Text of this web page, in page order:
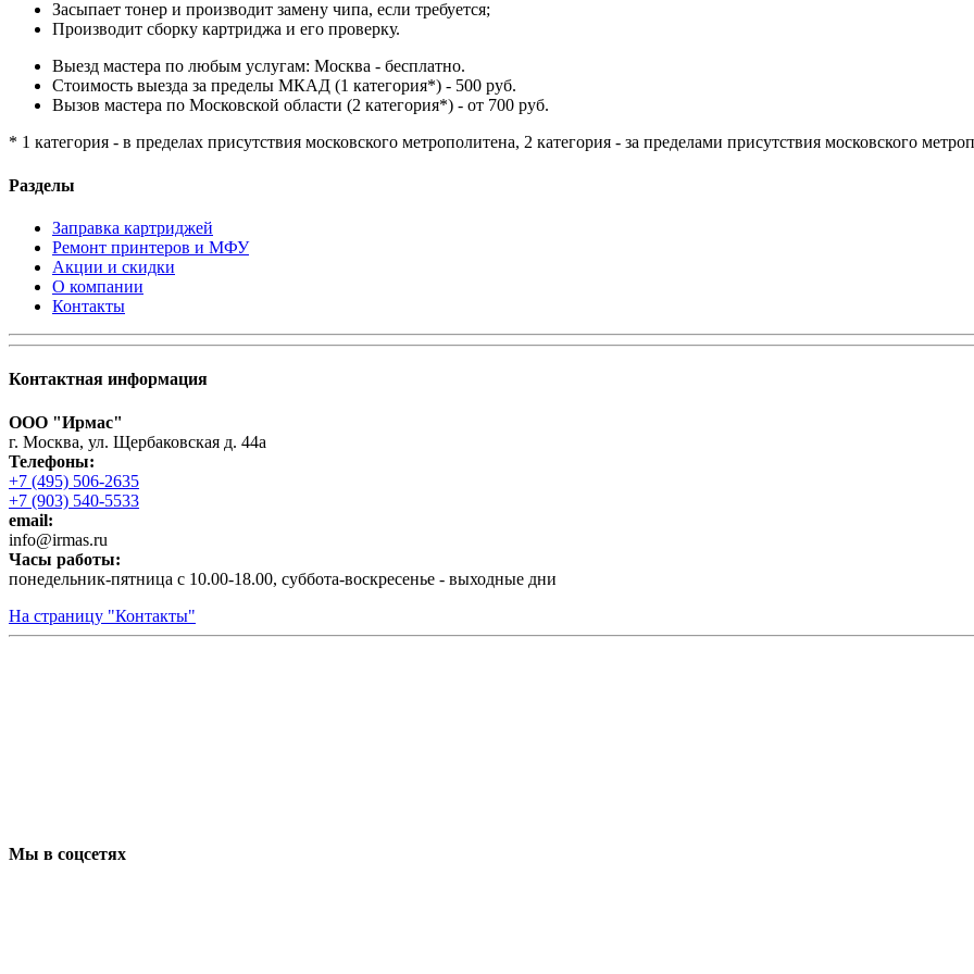
Засыпает тонер и производит замену чипа, если требуется;
Производит сборку картриджа и его проверку.
Выезд мастера по любым услугам: Москва - бесплатно.
Стоимость выезда за пределы МКАД (1 категория*) - 500 руб.
Вызов мастера по Московской области (2 категория*) - от 700 руб.
* 1 категория - в пределах присутствия московского метрополитена, 2 категория - за пределами присутствия московского
Разделы
Заправка картриджей
Ремонт принтеров и МФУ
Акции и скидки
О компании
Контакты
Контактная информация
ООО "Ирмас"
г. Москва, ул. Щербаковская д. 44а
Телефоны:
+7 (495) 506-2635
+7 (903) 540-5533
email:
infо@irmas.ru
Часы работы:
понедельник-пятница с 10.00-18.00, суббота-воскресенье - выходные дни
На страницу "Контакты"
Мы в соцсетях